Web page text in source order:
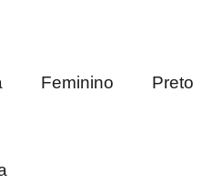
Feminino Preto